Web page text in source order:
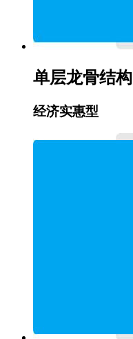
单层龙骨结构
经济实惠型